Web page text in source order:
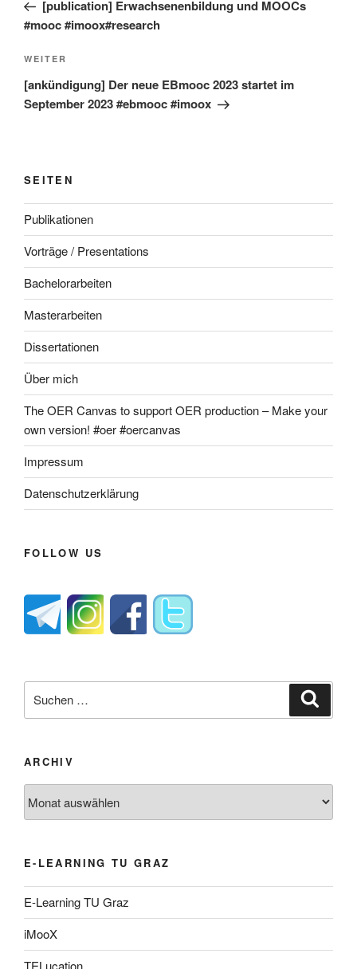
[publication] Erwachsenenbildung und MOOCs
#mooc #imoox#research
Nächster
Beitrag
WEITER
[ankündigung] Der neue EBmooc 2023 startet im
September 2023 #ebmooc #imoox
SEITEN
Publikationen
Vorträge / Presentations
Bachelorarbeiten
Masterarbeiten
Dissertationen
Über mich
The OER Canvas to support OER production – Make your
own version! #oer #oercanvas
Impressum
Datenschutzerklärung
FOLLOW US
nach:
ARCHIV
E-LEARNING TU GRAZ
E-Learning TU Graz
iMooX